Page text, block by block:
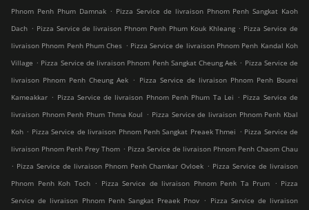
Phnom Penh Phum Damnak . Pizza Service de livraison Phnom Penh Sangkat Kaoh
Dach . Pizza Service de livraison Phnom Penh Phum Kouk Khleang . Pizza Service de
livraison Phnom Penh Phum Ches . Pizza Service de livraison Phnom Penh Kandal Koh
Village . Pizza Service de livraison Phnom Penh Sangkat Cheung Aek . Pizza Service de
livraison Phnom Penh Cheung Aek . Pizza Service de livraison Phnom Penh Bourei
Kameakkar . Pizza Service de livraison Phnom Penh Phum Ta Lei . Pizza Service de
livraison Phnom Penh Phum Thma Koul . Pizza Service de livraison Phnom Penh Kbal
Koh . Pizza Service de livraison Phnom Penh Sangkat Preaek Thmei . Pizza Service de
livraison Phnom Penh Prey Thom . Pizza Service de livraison Phnom Penh Chaom Chau
. Pizza Service de livraison Phnom Penh Chamkar Ovloek . Pizza Service de livraison
Phnom Penh Koh Toch
. Pizza Service de livraison Phnom Penh Ta Prum . Pizza
Service de livraison Phnom Penh Sangkat Preaek Pnov . Pizza Service de livraison